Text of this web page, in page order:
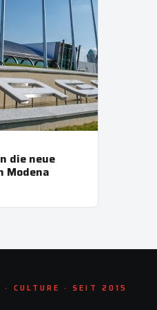
die neue
Modena
CULTURE · SEIT 2015